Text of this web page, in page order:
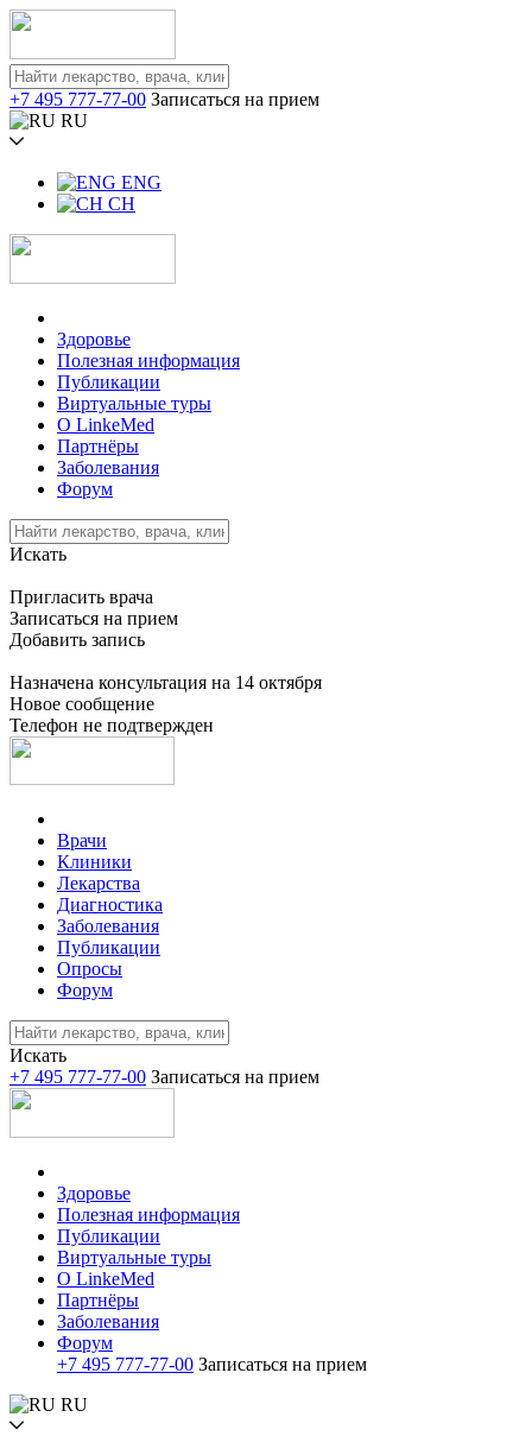
+7 495 777-77-00 Записаться на прием
RU
ENG
CH
Здоровье
Полезная информация
Публикации
Виртуальные туры
О LinkeMed
Партнёры
Заболевания
Форум
Искать
Пригласить врача
Записаться на прием
Добавить запись
Назначена консультация на 14 октября
Новое сообщение
Телефон не подтвержден
Врачи
Клиники
Лекарства
Диагностика
Заболевания
Публикации
Опросы
Форум
Искать
+7 495 777-77-00 Записаться на прием
Здоровье
Полезная информация
Публикации
Виртуальные туры
О LinkeMed
Партнёры
Заболевания
Форум
+7 495 777-77-00 Записаться на прием
RU